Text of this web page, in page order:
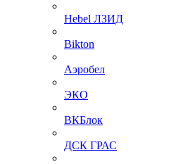
Hebel ЛЗИД
Bikton
Аэробел
ЭКО
ВКБлок
ДСК ГРАС